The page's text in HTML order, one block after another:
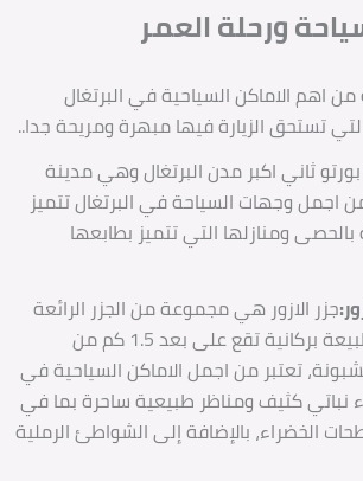
ورحلة العمر
الاماكن السياحية في البرتغال
تستحق الزيارة فيها مبهرة ومريحة جدا..
ثاني اكبر مدن البرتغال وهي مدينة
وجهات السياحة في البرتغال تتميز
ومنازلها التي تتميز بطابعها
جزر الازور هي مجموعة من الجزر الرائعة
تعدادها 9 جزر ذات طبيعة بركانية تقع على بعد 1.5 كم من
تعتبر من اجمل الاماكن السياحية في
كثيف ومناظر طبيعية ساحرة بما في
بالإضافة إلى الشواطئ الرملية